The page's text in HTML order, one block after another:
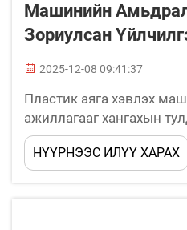
Машинийн
Зориулсан
2025-12-08 09:41:37
Пластик аяга хэвлэх
ажиллагааг хангахын
цэвэрлэгээ, савхны
роллер, бэх, савх,
цэвэрлэх нь чухал. Бүх
НҮҮРНЭЭС ИЛҮҮ ХАРАХ